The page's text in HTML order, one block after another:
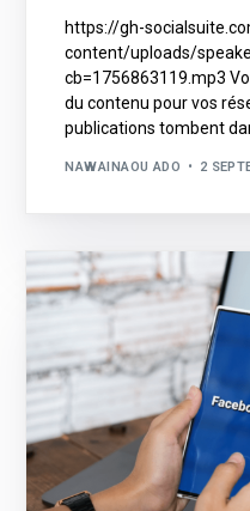
https://gh-
content/uploads/
cb=1756863119.mp3
du contenu pour vos
publications tombent
NAWAINAOU ADO 2